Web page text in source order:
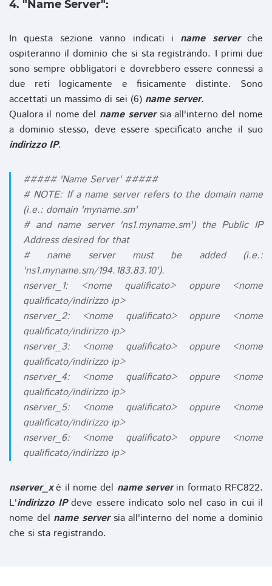
4. "Name Server":
In questa sezione vanno indicati i name serverche
ospiteranno il dominio che si sta registrando. I primi due
sono sempre obbligatori e dovrebbero essere connessi a
due reti logicamente e fisicamente distinte. Sono
accettati un massimo di sei (6) name server.
Qualora il nome del name serversia all'interno del nome
a dominio stesso, deve essere specificato anche il suo
indirizzo IP.
##### 'Name Server' #####
# NOTE: If a name server refers to the domain name
(i.e.: domain 'myname.sm'
# and name server 'ns1.myname.sm') the Public IP
Address desired for that
# name server must be added (i.e.:
'ns1.myname.sm/194.183.83.10').
nserver_1: <nome qualificato> oppure <nome
qualificato/indirizzo ip>
nserver_2: <nome qualificato> oppure <nome
qualificato/indirizzo ip>
nserver_3: <nome qualificato> oppure <nome
qualificato/indirizzo ip>
nserver_4: <nome qualificato> oppure <nome
qualificato/indirizzo ip>
nserver_5: <nome qualificato> oppure <nome
qualificato/indirizzo ip>
nserver_6: <nome qualificato> oppure <nome
qualificato/indirizzo ip>
nserver_xè il nome del name serverin formato RFC822.
L'indirizzo IPdeve essere indicato solo nel caso in cui il
nome del name serversia all'interno del nome a dominio
che si sta registrando.